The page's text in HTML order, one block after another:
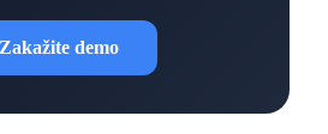
Zakažite demo